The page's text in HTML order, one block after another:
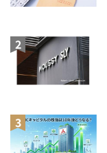
2
3